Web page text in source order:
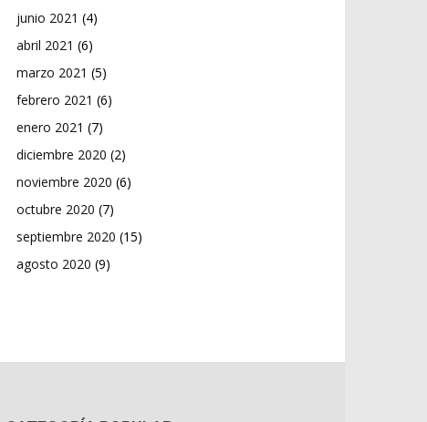
junio 2021 (4)
abril 2021 (6)
marzo 2021 (5)
febrero 2021 (6)
enero 2021 (7)
diciembre 2020 (2)
noviembre 2020 (6)
octubre 2020 (7)
septiembre 2020 (15)
agosto 2020 (9)